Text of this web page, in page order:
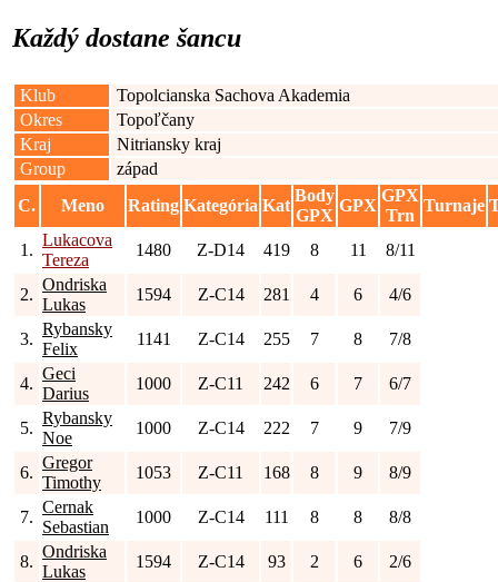
Každý dostane šancu
Klub
Topolcianska Sachova Akademia
Okres
Topoľčany
Kraj
Nitriansky kraj
Group
západ
C.
Meno Rating Kategória Kat
Body
GPX
GPX
GPX
Trn
Turnaje
1.
Lukacova
Tereza
1480 Z-D14 419 8 11 8/11
2.
Ondriska
Lukas
1594 Z-C14 281 4 6 4/6
3.
Rybansky
Felix
1141 Z-C14 255 7 8 7/8
4.
Geci
Darius
1000 Z-C11 242 6 7 6/7
5.
Rybansky
Noe
1000 Z-C14 222 7 9 7/9
6.
Gregor
Timothy
1053 Z-C11 168 8 9 8/9
7.
Cernak
Sebastian
1000 Z-C14 111 8 8 8/8
8.
Ondriska
Lukas
1594 Z-C14 93 2 6 2/6